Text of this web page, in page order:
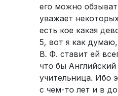
его можно
уважает
есть кое какая
5, вот я как
В. Ф. ставит ей
что бы Английский
учительница. Ибо
с чем-то лет и в